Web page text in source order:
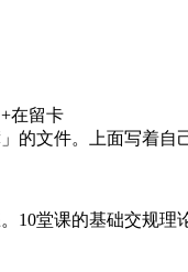
在留卡
的文件。上面写着
10堂课的基础交规理